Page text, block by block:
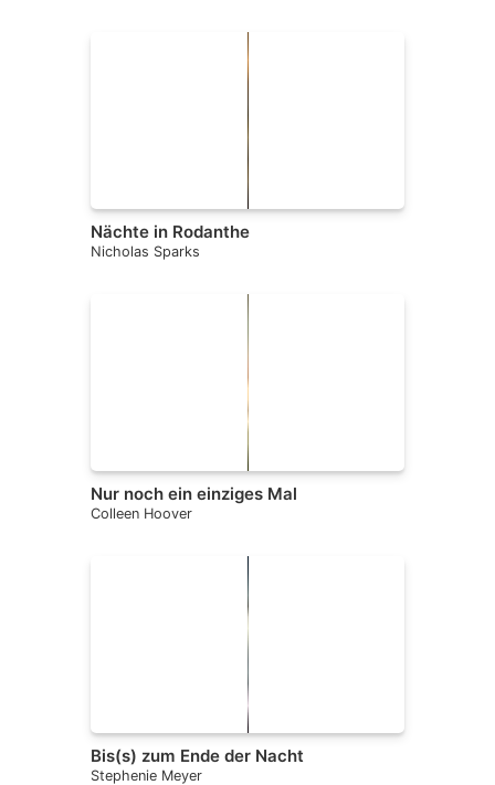
Nächte in Rodanthe
Nicholas Sparks
Nur noch ein einziges Mal
Colleen Hoover
Bis(s) zum Ende der Nacht
Stephenie Meyer